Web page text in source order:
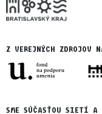
Z VEREJNÝCH ZDROJOV
SME SÚČASŤOU SIETÍ A